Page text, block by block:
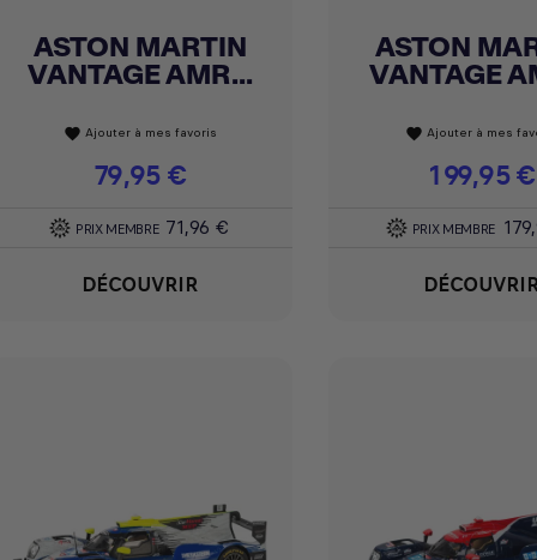
Achat express
ASTON MARTIN
VANTAGE AMR...
favorite Ajouter à mes favoris
Prix
79,95 €
PRIX MEMBRE 71,96 €
DÉCOUVRIR
Achat express
ASTON
VANTAGE
favorite Ajouter à mes
Prix
199,95 €
PRIX MEMBRE